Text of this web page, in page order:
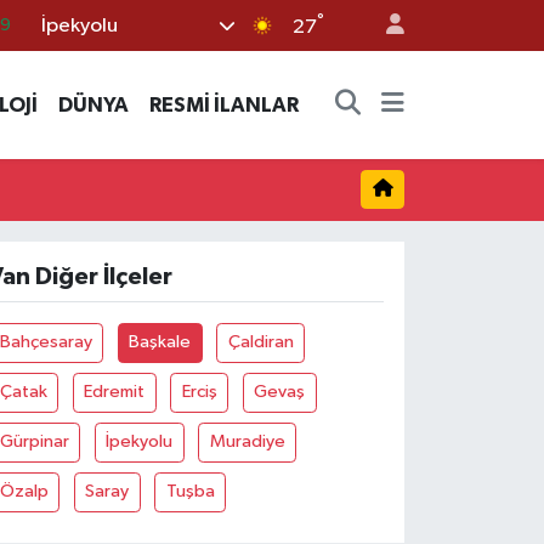
İpekyolu 27°
DÜNYA RESMİ İLANLAR
Diğer İlçeler
Bahçesaray Başkale Çaldiran
Çatak Edremit Erciş Gevaş
Gürpinar İpekyolu Muradiye
Özalp Saray Tuşba